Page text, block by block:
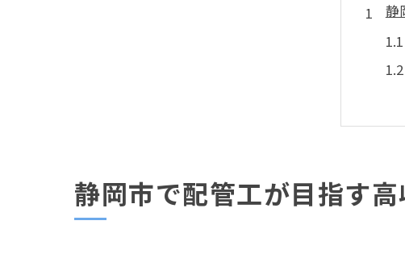
静
配
静岡市で配管工が目指す